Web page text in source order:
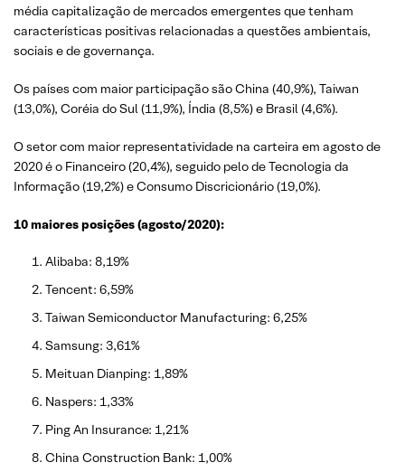
média capitalização de mercados emergentes que tenham
características positivas relacionadas a questões ambientais,
sociais e de governança.
Os países com maior participação são China (40,9%), Taiwan
(13,0%), Coréia do Sul (11,9%), Índia (8,5%) e Brasil (4,6%).
O setor com maior representatividade na carteira em agosto de
2020 é o Financeiro (20,4%), seguido pelo de Tecnologia da
Informação (19,2%) e Consumo Discricionário (19,0%).
10 maiores posições (agosto/2020):
Alibaba: 8,19%
Tencent: 6,59%
Taiwan Semiconductor Manufacturing: 6,25%
Samsung: 3,61%
Meituan Dianping: 1,89%
Naspers: 1,33%
Ping An Insurance: 1,21%
China Construction Bank: 1,00%